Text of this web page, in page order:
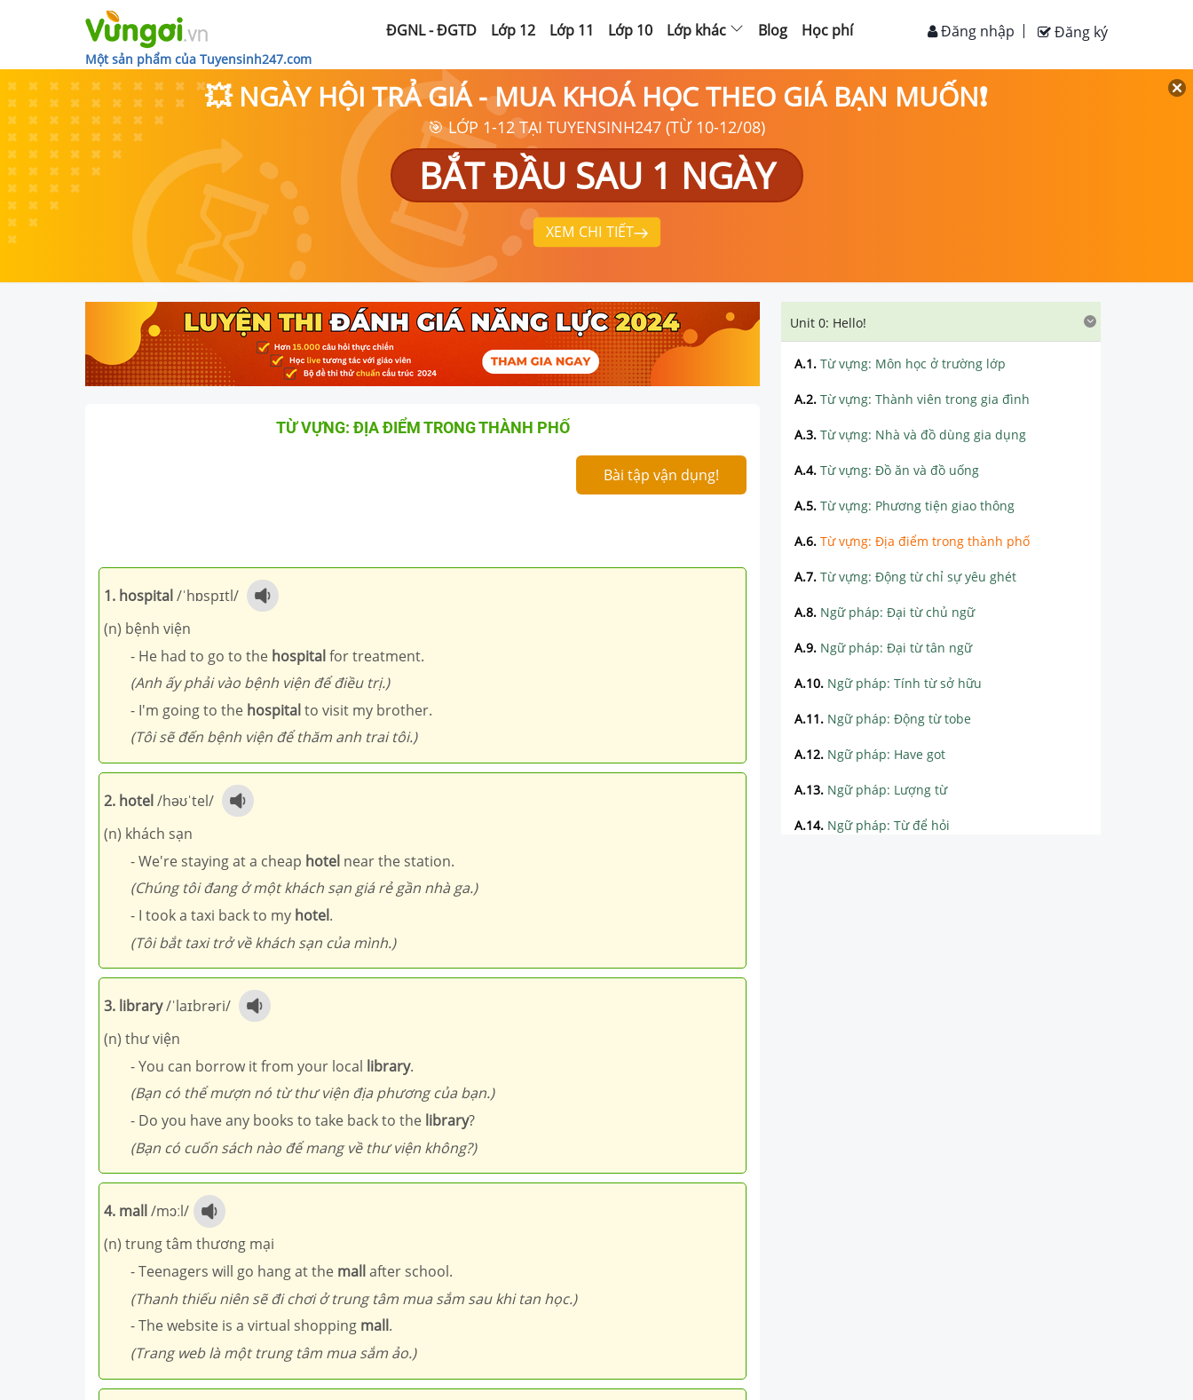
Một sản phẩm của Tuyensinh247.com
ĐGNL - ĐGTD Lớp 12 Lớp 11 Lớp 10 Lớp khác Blog Học phí Đăng ký
Đăng nhập
💥 NGÀY HỘI TRẢ GIÁ - MUA KHOÁ HỌC THEO GIÁ BẠN MUỐN❗
🎯 LỚP 1-12 TẠI TUYENSINH247 (TỪ 10-12/08)
BẮT ĐẦU SAU 1 NGÀY
XEM CHI TIẾT
TỪ VỰNG: ĐỊA ĐIỂM TRONG THÀNH PHỐ
Bài tập vận dụng!
1. hospital/ˈhɒspɪtl/
(n) bệnh viện
- He had to go to the hospitalfor treatment.
(Anh ấy phải vào bệnh viện để điều trị.)
- I'm going to the hospital to visit my brother.
(Tôi sẽ đến bệnh viện để thăm anh trai tôi.)
2. hotel/həʊˈtel/
(n) khách sạn
- We're staying at a cheap hotel near the station.
(Chúng tôi đang ở một khách sạn giá rẻ gần nhà ga.)
- I took a taxi back to my hotel.
(Tôi bắt taxi trở về khách sạn của mình.)
3. library/ˈlaɪbrəri/
(n) thư viện
- You can borrow it from your local library.
(Bạn có thể mượn nó từ thư viện địa phương của bạn.)
- Do you have any books to take back to the library?
(Bạn có cuốn sách nào để mang về thư viện không?)
4. mall/mɔːl/
(n) trung tâm thương mại
- Teenagers will go hang at the mall after school.
(Thanh thiếu niên sẽ đi chơi ở trung tâm mua sắm sau khi tan học.)
- The website is a virtual shopping mall.
(Trang web là một trung tâm mua sắm ảo.)
Unit 0: Hello!
A.1. Từ vựng: Môn học ở trường lớp
A.2. Từ vựng: Thành viên trong gia đình
A.3. Từ vựng: Nhà và đồ dùng gia dụng
A.4. Từ vựng: Đồ ăn và đồ uống
A.5. Từ vựng: Phương tiện giao thông
A.6. Từ vựng: Địa điểm trong thành phố
A.7. Từ vựng: Động từ chỉ sự yêu ghét
A.8. Ngữ pháp: Đại từ chủ ngữ
A.9. Ngữ pháp: Đại từ tân ngữ
A.10. Ngữ pháp: Tính từ sở hữu
A.11. Ngữ pháp: Động từ tobe
A.12. Ngữ pháp: Have got
A.13. Ngữ pháp: Lượng từ
A.14. Ngữ pháp: Từ để hỏi